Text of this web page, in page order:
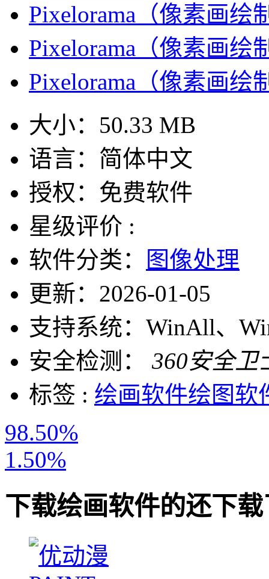
Pixelorama（像素画绘
Pixelorama（像素画绘
Pixelorama（像素画绘
大小： 50.33 MB
语言： 简体中文
授权： 免费软件
星级评价 :
软件分类：
图像处理
更新： 2026-01-05
支持系统： WinAll、
安全检测：
360安全卫
标签 : 绘画软件绘图软
98.50%
1.50%
下载绘画软件的还下